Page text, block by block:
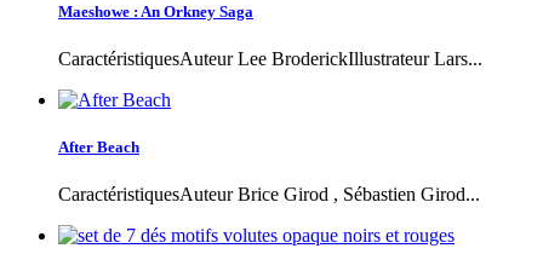
Maeshowe : An Orkney Saga
CaractéristiquesAuteur Lee BroderickIllustrateur Lars...
After Beach
CaractéristiquesAuteur Brice Girod , Sébastien Girod...